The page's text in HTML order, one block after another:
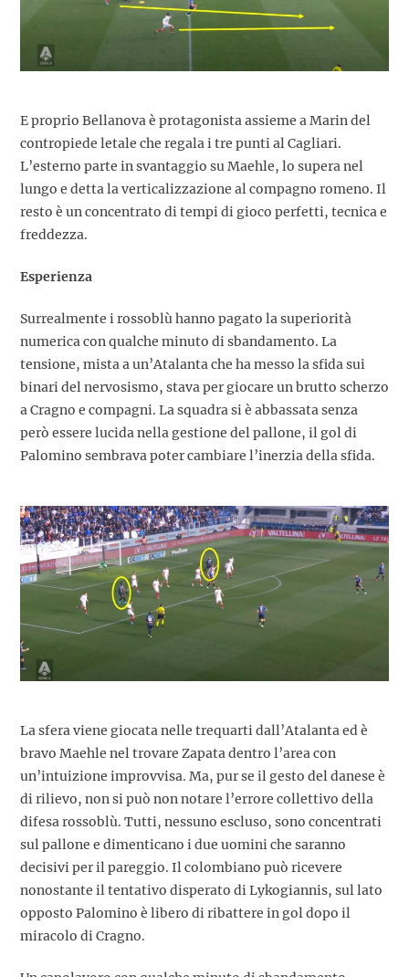
E proprio Bellanova è protagonista assieme a Marin del
contropiede letale che regala i tre punti al Cagliari.
L’esterno parte in svantaggio su Maehle, lo supera nel
lungo e detta la verticalizzazione al compagno romeno. Il
resto è un concentrato di tempi di gioco perfetti, tecnica e
freddezza.
Esperienza
Surrealmente i rossoblù hanno pagato la superiorità
numerica con qualche minuto di sbandamento. La
tensione, mista a un’Atalanta che ha messo la sfida sui
binari del nervosismo, stava per giocare un brutto scherzo
a Cragno e compagni. La squadra si è abbassata senza
però essere lucida nella gestione del pallone, il gol di
Palomino sembrava poter cambiare l’inerzia della sfida.
La sfera viene giocata nelle trequarti dall’Atalanta ed è
bravo Maehle nel trovare Zapata dentro l’area con
un’intuizione improvvisa. Ma, pur se il gesto del danese è
di rilievo, non si può non notare l’errore collettivo della
difesa rossoblù. Tutti, nessuno escluso, sono concentrati
sul pallone e dimenticano i due uomini che saranno
decisivi per il pareggio. Il colombiano può ricevere
nonostante il tentativo disperato di Lykogiannis, sul lato
opposto Palomino è libero di ribattere in gol dopo il
miracolo di Cragno.